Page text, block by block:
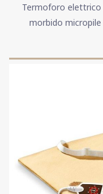
Termoforo elettrico
morbido